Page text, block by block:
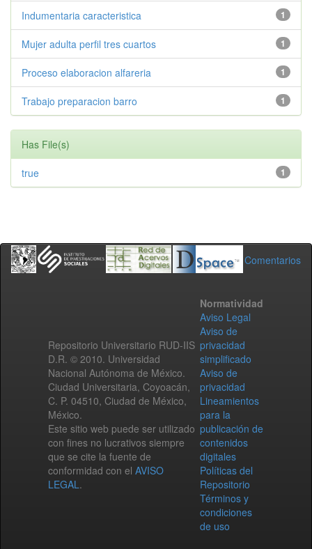
1
Indumentaria caracteristica
1
Mujer adulta perfil tres cuartos
1
Proceso elaboracion alfareria
1
Trabajo preparacion barro
Has File(s)
1
true
Comentarios
Repositorio Universitario RUD-IIS
D.R. © 2010. Universidad
Nacional Autónoma de México.
Ciudad Universitaria, Coyoacán,
C. P. 04510, Ciudad de México,
México.
Este sitio web puede ser utilizado
con fines no lucrativos siempre
que se cite la fuente de
conformidad con el AVISO
LEGAL.
Normatividad
Aviso Legal
Aviso de
privacidad
simplificado
Aviso de
privacidad
Lineamientos
para la
publicación de
contenidos
digitales
Políticas del
Repositorio
Términos y
condiciones
de uso